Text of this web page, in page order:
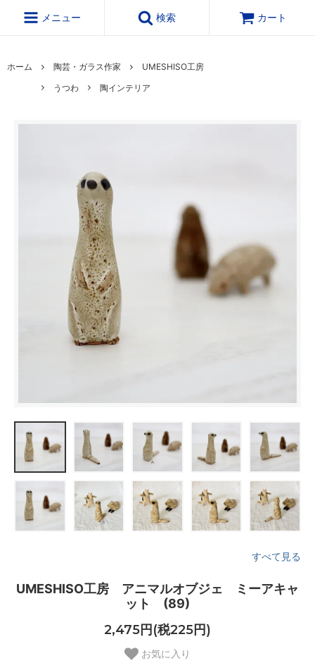
メニュー 検索 カート
ホーム 陶芸・ガラス作家
UMESHISO工房
うつわ
陶インテリア
すべて見る
UMESHISO工房 アニマルオブジェ ミーアキャ
ット (89)
2,475円(税225円)
お気に入り